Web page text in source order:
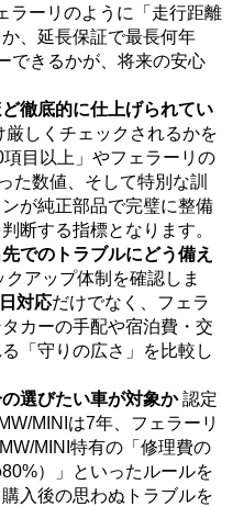
ラーリのように「走行距離
、延長保証で最長何年
できるかが、将来の安心
徹底的に仕上げられてい
しくチェックされるかを
目以上」やフェラーリの
た数値、そして特別な訓
が純正部品で完璧に整備
断する指標となります。
でのトラブルにどう備え
アップ体制を確認しま
対応だけでなく、フェラ
カーの手配や宿泊費・交
「守りの広さ」を比較し
選びたい車が対象か認定
MINIは7年、フェラーリ
MINI特有の「修理費の
）」といったルールを
入後の思わぬトラブルを